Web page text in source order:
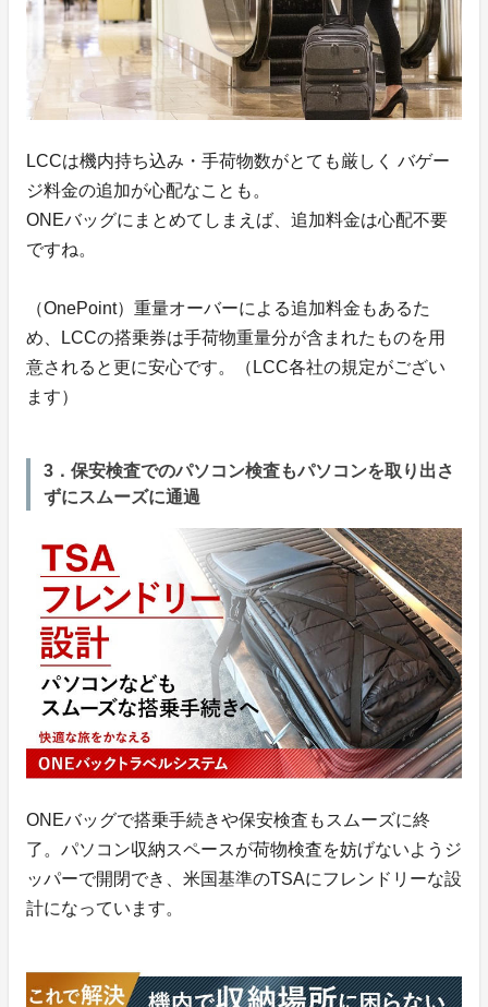
LCCは機内持ち込み・手荷物数がとても厳しく バゲー
ジ料金の追加が心配なことも。
ONEバッグにまとめてしまえば、追加料金は心配不要
ですね。
（OnePoint）重量オーバーによる追加料金もあるた
め、LCCの搭乗券は手荷物重量分が含まれたものを用
意されると更に安心です。（LCC各社の規定がござい
ます）
3．保安検査でのパソコン検査もパソコンを取り出さ
ずにスムーズに通過
ONEバッグで搭乗手続きや保安検査もスムーズに終
了。パソコン収納スペースが荷物検査を妨げないようジ
ッパーで開閉でき、米国基準のTSAにフレンドリーな設
計になっています。